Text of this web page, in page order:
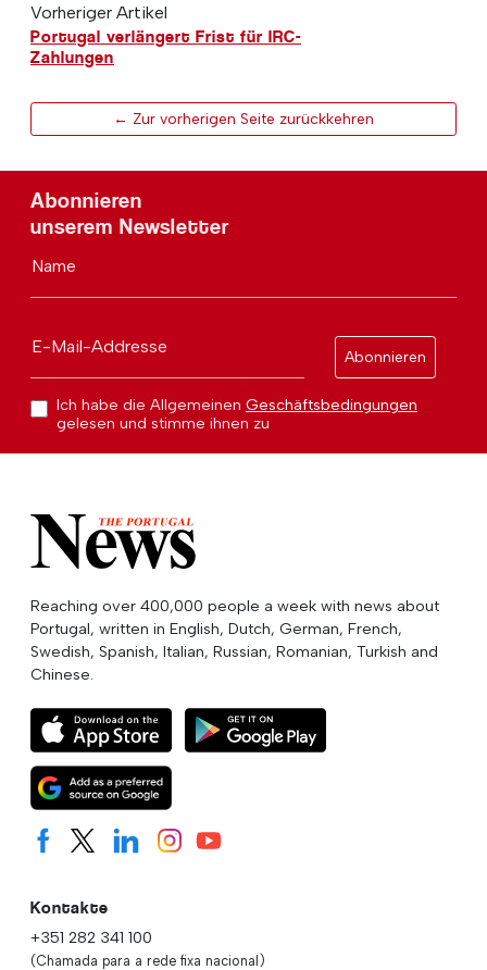
Vorheriger Artikel
Portugal verlängert Frist für IRC-
Zahlungen
← Zur vorherigen Seite zurückkehren
Abonnieren
unserem Newsletter
Name
E-Mail-Addresse
Abonnieren
Ich habe die Allgemeinen Geschäftsbedingungen
gelesen und stimme ihnen zu
Reaching over 400,000 people a week with news about
Portugal, written in English, Dutch, German, French,
Swedish, Spanish, Italian, Russian, Romanian, Turkish and
Chinese.
Kontakte
+351 282 341 100
(Chamada para a rede fixa nacional)